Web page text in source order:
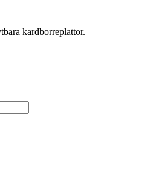
kardborreplattor.